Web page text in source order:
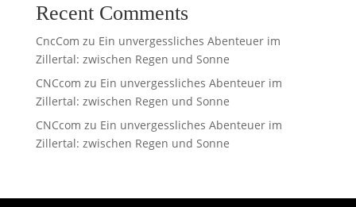
Recent Comments
CncCom zu Ein unvergessliches Abenteuer im
Zillertal: zwischen Regen und Sonne
CNCcom zu Ein unvergessliches Abenteuer im
Zillertal: zwischen Regen und Sonne
CNCcom zu Ein unvergessliches Abenteuer im
Zillertal: zwischen Regen und Sonne